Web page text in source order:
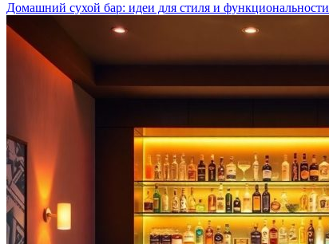
Домашний сухой бар: идеи для стиля и функциональности